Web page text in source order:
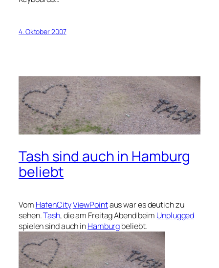
4. Oktober 2007
Tash sind auch in Hamburg
beliebt
Vom HafenCityViewPointaus war es deutich zu
sehen.Tash, die am Freitag Abend beim Unplugged
spielen sind auch inHamburgbeliebt.